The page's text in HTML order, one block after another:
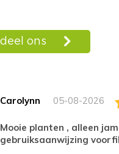
Carolynn 05-08-2026
Mooie planten , alleen jammer geen
gebruiksaanwijzing